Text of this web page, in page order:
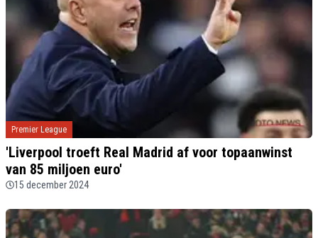
Premier League
'Liverpool troeft Real Madrid af voor topaanwinst
van 85 miljoen euro'
15 december 2024